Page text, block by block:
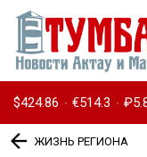
$424.86 · €514.3 ·
ЖИЗНЬ РЕГИОНА